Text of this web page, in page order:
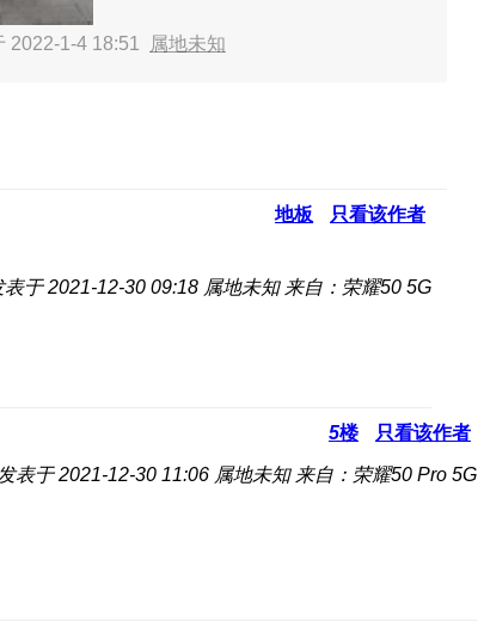
2022-1-4 18:51 属地未知
地板 只看该作者
表于 2021-12-30 09:18 属地未知 来自：荣耀50 5G
5楼 只看该作者
表于 2021-12-30 11:06 属地未知 来自：荣耀50 Pro 5G